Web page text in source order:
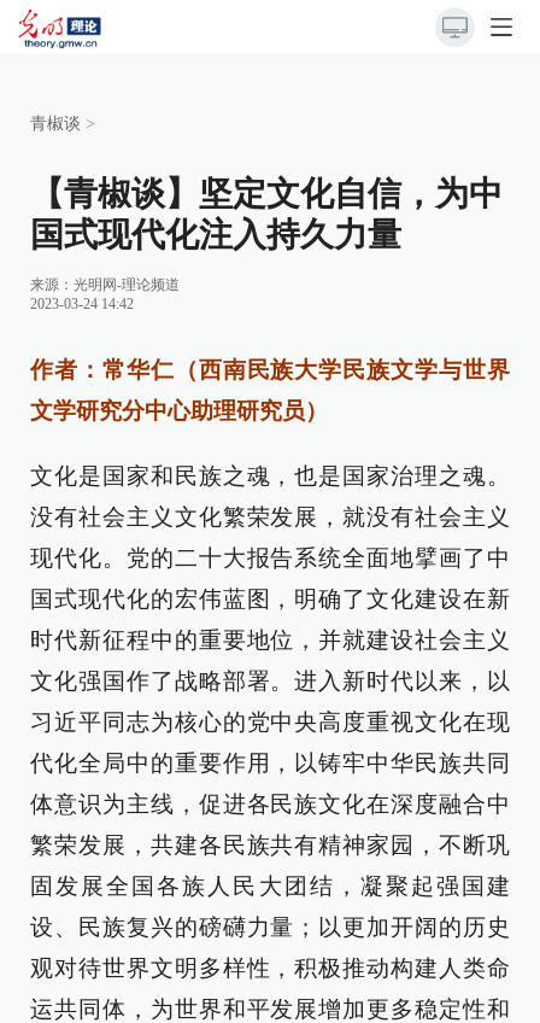
青椒谈 >
【青椒谈】坚定文化自信，为中
国式现代化注入持久力量
来源： 光明网-理论频道
2023-03-24 14:42
作者：常华仁（西南民族大学民族文学与世界
文学研究分中心助理研究员）
文化是国家和民族之魂，也是国家治理之魂。
没有社会主义文化繁荣发展，就没有社会主义
现代化。党的二十大报告系统全面地擘画了中
国式现代化的宏伟蓝图，明确了文化建设在新
时代新征程中的重要地位，并就建设社会主义
文化强国作了战略部署。进入新时代以来，以
习近平同志为核心的党中央高度重视文化在现
代化全局中的重要作用，以铸牢中华民族共同
体意识为主线，促进各民族文化在深度融合中
繁荣发展，共建各民族共有精神家园，不断巩
固发展全国各族人民大团结，凝聚起强国建
设、民族复兴的磅礴力量；以更加开阔的历史
观对待世界文明多样性，积极推动构建人类命
运共同体，为世界和平发展增加更多稳定性和